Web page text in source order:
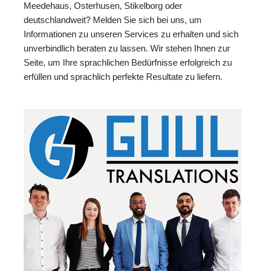
Meedehaus, Osterhusen, Stikelborg oder
deutschlandweit? Melden Sie sich bei uns, um
Informationen zu unseren Services zu erhalten und sich
unverbindlich beraten zu lassen. Wir stehen Ihnen zur
Seite, um Ihre sprachlichen Bedürfnisse erfolgreich zu
erfüllen und sprachlich perfekte Resultate zu liefern.